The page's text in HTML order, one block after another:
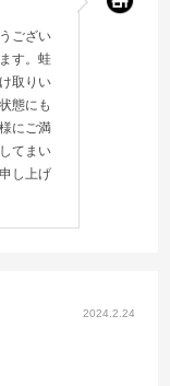
ござい
す。蛙
取りい
態にも
にご満
てまい
し上げ
2024.2.24